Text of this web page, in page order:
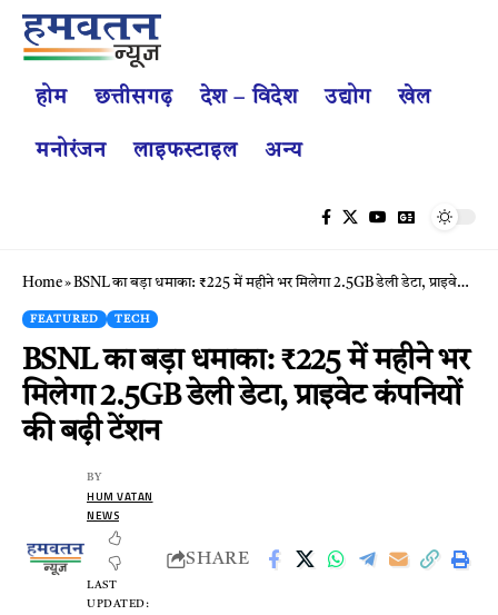
होम छत्तीसगढ़ देश – विदेश उद्योग खेल
मनोरंजन लाइफस्टाइल अन्य
Home» BSNL का बड़ा धमाका: ₹225 में महीने भर मिलेगा 2.5GB डेली डेटा, प्राइवेट कंपनियों की बढ़ी टेंशन
FEATURED TECH
BSNL का बड़ा धमाका: ₹225 में महीने भर
मिलेगा 2.5GB डेली डेटा, प्राइवेट कंपनियों
की बढ़ी टेंशन
LAST
UPDATED:
BY
HUM VATAN
NEWS
SHARE